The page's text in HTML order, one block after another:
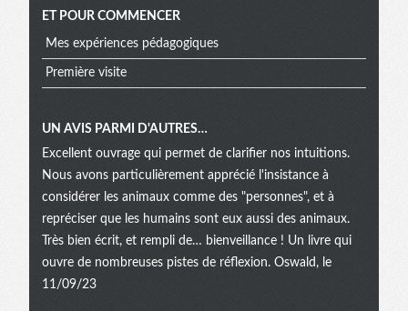
ET POUR COMMENCER
Mes expériences pédagogiques
Première visite
UN AVIS PARMI D'AUTRES…
Excellent ouvrage qui permet de clarifier nos intuitions.
Nous avons particulièrement apprécié l'insistance à
considérer les animaux comme des "personnes", et à
repréciser que les humains sont eux aussi des animaux.
Très bien écrit, et rempli de… bienveillance ! Un livre qui
ouvre de nombreuses pistes de réflexion. Oswald, le
11/09/23